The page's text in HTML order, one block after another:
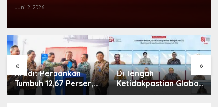
Juni 2, 2026
« »
Di Tengah
Ketidakpastian Global,
OJK Pastikan
IHSG Menguat, Jumlah
Investor Pasar Modal
Tembus 30 Juta per